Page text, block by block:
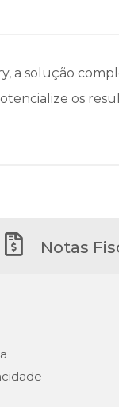
a solução
os
Notas